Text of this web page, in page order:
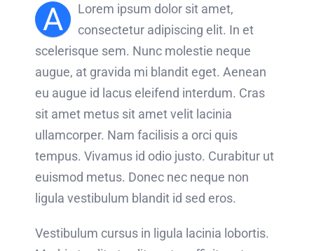
A
Lorem ipsum dolor sit amet,
consectetur adipiscing elit. In et
scelerisque sem. Nunc molestie neque
augue, at gravida mi blandit eget. Aenean
eu augue id lacus eleifend interdum. Cras
sit amet metus sit amet velit lacinia
ullamcorper. Nam facilisis a orci quis
tempus. Vivamus id odio justo. Curabitur ut
euismod metus. Donec nec neque non
ligula vestibulum blandit id sed eros.
Vestibulum cursus in ligula lacinia lobortis.